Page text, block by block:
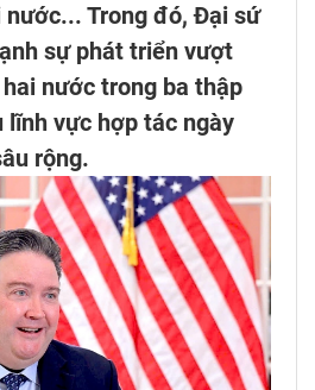
Trong đó, Đại sứ
sự phát triển vượt
nước trong ba thập
lĩnh vực hợp tác ngày
rộng.